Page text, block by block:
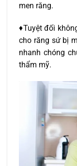
men răng.
♦Tuyệt đối
cho răng sứ bị
nhanh chóng
thẩm mỹ.